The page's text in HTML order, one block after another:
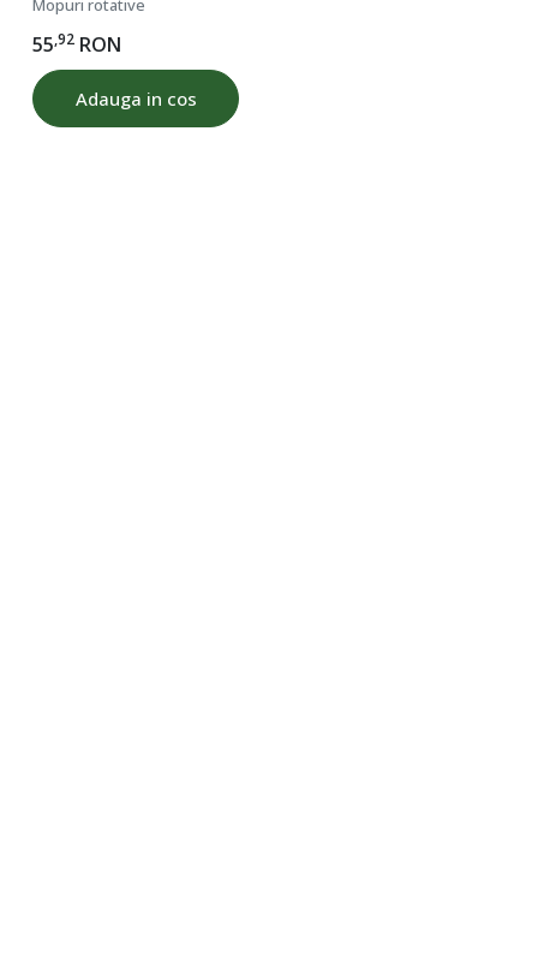
Mopuri rotative
55,92 RON
Adauga in cos